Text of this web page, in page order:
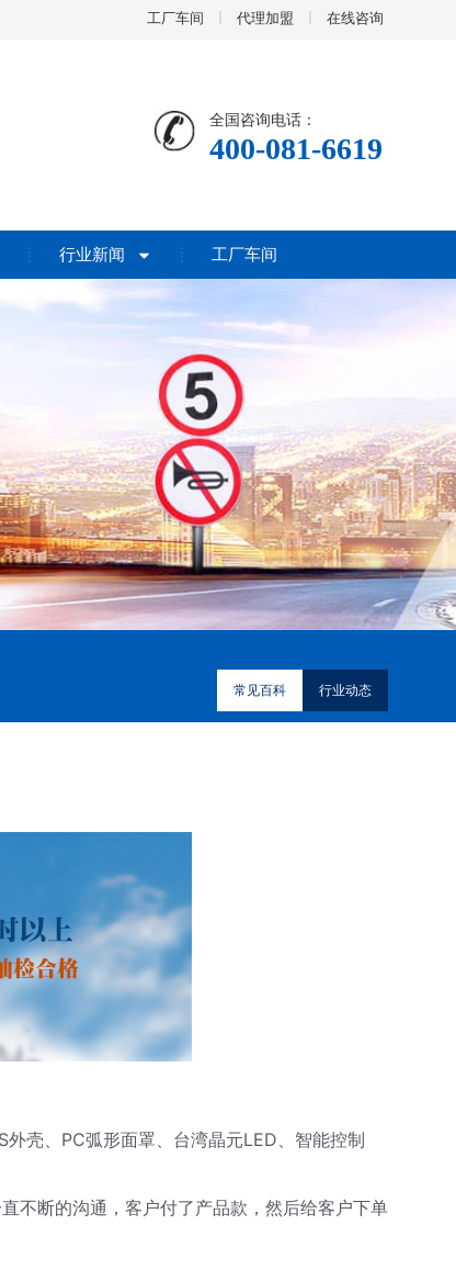
工厂车间 代理加盟 在线咨询
全国咨询电话：
400-081-6619
行业新闻 工厂车间
常见百科 行业动态
壳、PC弧形面罩、台湾晶元LED、智能控制
不断的沟通，客户付了产品款，然后给客户下单